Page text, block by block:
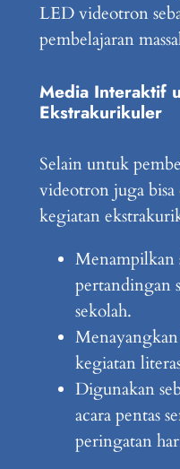
LED videotron
pembelajaran
Media Interaktif
Ekstrakurikuler
Selain untuk
videotron juga
kegiatan
Menampilkan
pertandingan
sekolah.
kegiatan
Digunakan
acara pentas
peringatan